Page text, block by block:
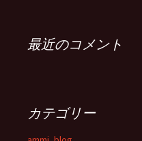
最近のコメント
カテゴリー